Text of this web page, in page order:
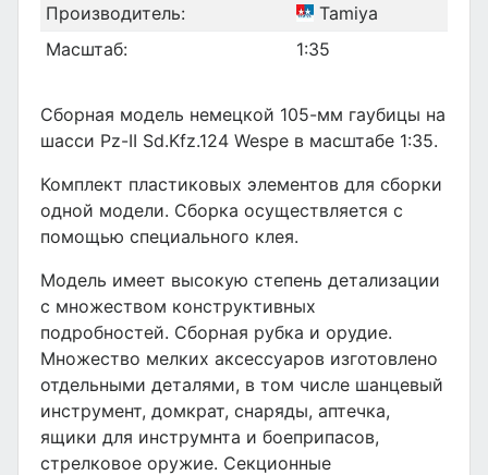
Производитель:
Tamiya
Масштаб:
1:35
Сборная модель немецкой 105-мм гаубицы на
шасси Pz-II Sd.Kfz.124 Wespe в масштабе 1:35.
Комплект пластиковых элементов для сборки
одной модели. Сборка осуществляется с
помощью специального клея.
Модель имеет высокую степень детализации
с множеством конструктивных
подробностей. Сборная рубка и орудие.
Множество мелких аксессуаров изготовлено
отдельными деталями, в том числе шанцевый
инструмент, домкрат, снаряды, аптечка,
ящики для инструмнта и боеприпасов,
стрелковое оружие. Секционные